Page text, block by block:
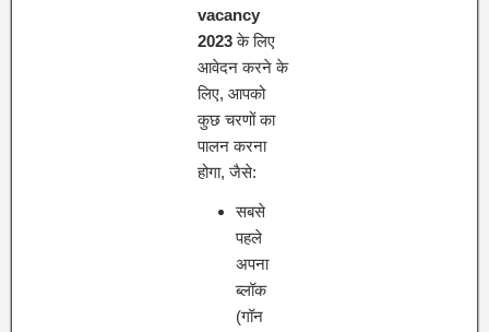
vacancy
2023के लिए
आवेदन करने के
लिए, आपको
कुछ चरणों का
पालन करना
होगा, जैसे:
सबसे
पहले
अपना
ब्लॉक
(गॉन